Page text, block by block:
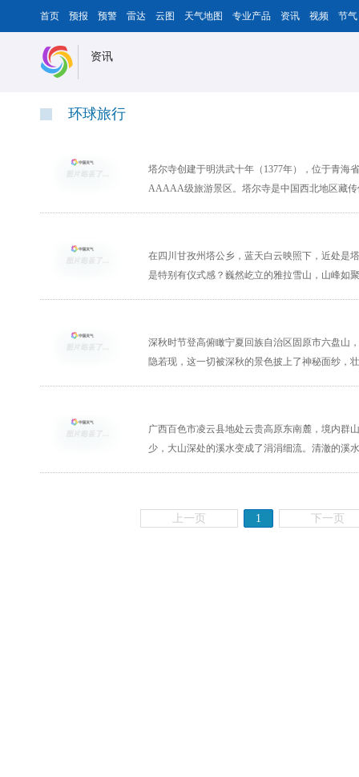
首页 预报 预警 雷达 云图 天气地图 专业产品 资讯 视频 节气
资讯
环球旅行
雪后的塔尔寺宛如画卷
塔尔寺创建于明洪武十年（1377年），位于青海
AAAAA级旅游景区。塔尔寺是中国西北地区藏
雄伟塔公寺 巍峨雅拉山
在四川甘孜州塔公乡，蓝天白云映照下，近处是
是特别有仪式感？巍然屹立的雅拉雪山，山峰如
深秋登高六盘山
深秋时节登高俯瞰宁夏回族自治区固原市六盘山
隐若现，这一切被深秋的景色披上了神秘面纱，
广西凌云溪石密林相映成趣美轮美奂
广西百色市凌云县地处云贵高原东南麓，境内群
少，大山深处的溪水变成了涓涓细流。清澈的溪
上一页 1 下一页